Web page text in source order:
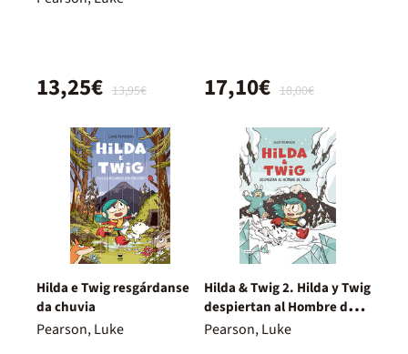
13,95€
13,25€ 18,00€
17,10€
Hilda e Twig resgárdanse
da chuvia
Pearson, Luke
Hilda & Twig 2. Hilda y Twig
despiertan al Hombre de
Hielo
Pearson, Luke